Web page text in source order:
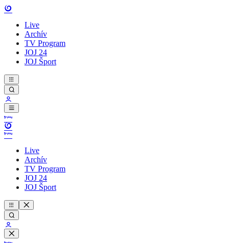
Live
Archív
TV Program
JOJ 24
JOJ Šport
Live
Archív
TV Program
JOJ 24
JOJ Šport